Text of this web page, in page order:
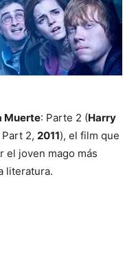
Muerte: Parte 2 (Harry
Part 2, 2011), el film que
el joven mago más
literatura.